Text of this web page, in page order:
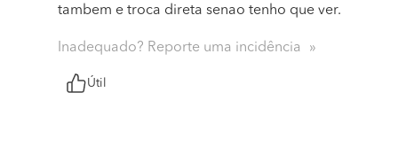
tambem e troca direta senao tenho que ver.
Inadequado? Reporte uma incidência
Útil